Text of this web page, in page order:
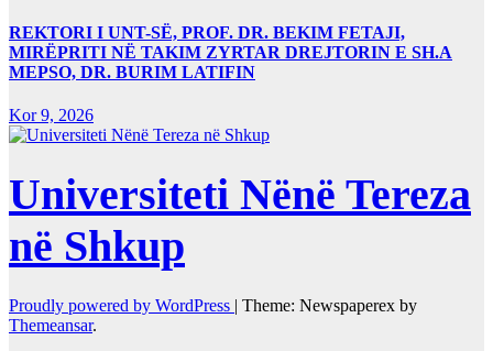
REKTORI I UNT-SË, PROF. DR. BEKIM FETAJI,
MIRËPRITI NË TAKIM ZYRTAR DREJTORIN E SH.A
MEPSO, DR. BURIM LATIFIN
Kor 9, 2026
Universiteti Nënë Tereza
në Shkup
Proudly powered by WordPress | Theme: Newspaperex by
Themeansar.